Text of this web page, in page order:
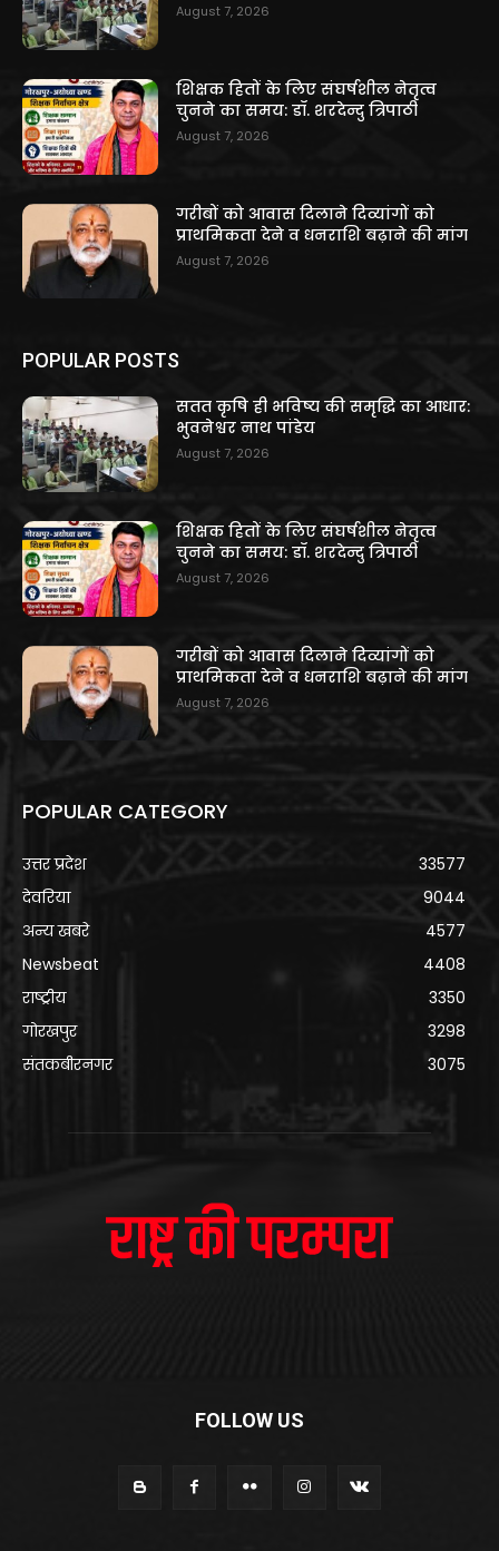
August 7, 2026
शिक्षक हितों के लिए संघर्षशील नेतृत्व
चुनने का समय: डॉ. शरदेन्दु त्रिपाठी
August 7, 2026
गरीबों को आवास दिलाने दिव्यांगों को
प्राथमिकता देने व धनराशि बढ़ाने की मांग
August 7, 2026
POPULAR POSTS
सतत कृषि ही भविष्य की समृद्धि का आधार:
भुवनेश्वर नाथ पांडेय
August 7, 2026
शिक्षक हितों के लिए संघर्षशील नेतृत्व
चुनने का समय: डॉ. शरदेन्दु त्रिपाठी
August 7, 2026
गरीबों को आवास दिलाने दिव्यांगों को
प्राथमिकता देने व धनराशि बढ़ाने की मांग
August 7, 2026
POPULAR CATEGORY
उत्तर प्रदेश
33577
देवरिया
9044
अन्य खबरे
4577
Newsbeat
4408
राष्ट्रीय
3350
गोरखपुर
3298
संतकबीरनगर
3075
FOLLOW US